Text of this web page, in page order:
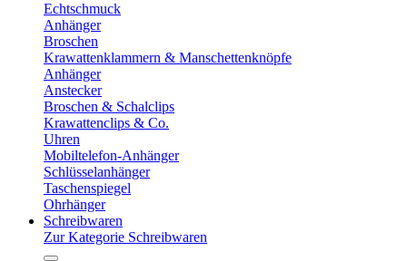
Echtschmuck
Anhänger
Broschen
Krawattenklammern & Manschettenknöpfe
Anhänger
Anstecker
Broschen & Schalclips
Krawattenclips & Co.
Uhren
Mobiltelefon-Anhänger
Schlüsselanhänger
Taschenspiegel
Ohrhänger
Schreibwaren
Zur Kategorie Schreibwaren